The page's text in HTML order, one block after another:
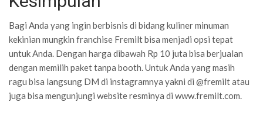
Bagi Anda yang ingin berbisnis di bidang kuliner minuman
kekinian mungkin franchise Fremilt bisa menjadi opsi tepat
untuk Anda. Dengan harga dibawah Rp 10 juta bisa berjualan
dengan memilih paket tanpa booth. Untuk Anda yang masih
ragu bisa langsung DM di instagramnya yakni di @fremilt atau
juga bisa mengunjungi website resminya di www.fremilt.com.